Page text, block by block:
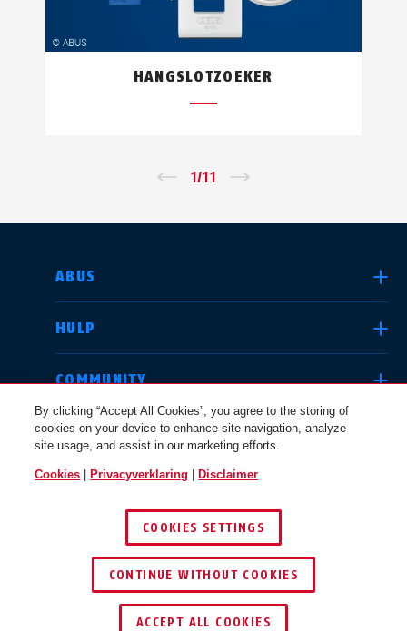
HANGSLOTZOEKER
1/11
ABUS
HULP
COMMUNITY
JURIDISCHE KWESTIES
© 2026 ABUS
LAND SELECTEREN
Deutschland
Canada
Österreich
By clicking “Accept All Cookies”, you agree to the storing of
cookies on your device to enhance site navigation, analyze
site usage, and assist in our marketing efforts.
Cookies Privacyverklaring Disclaimer
COOKIES SETTINGS
CONTINUE WITHOUT COOKIES
ACCEPT ALL COOKIES